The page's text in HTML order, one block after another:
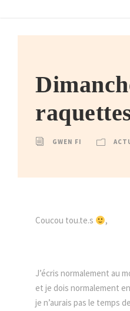
GWEN FI
Coucou tou.te.s ,
J’écris normalement au
et je dois normalement
je n’aurais pas le temps